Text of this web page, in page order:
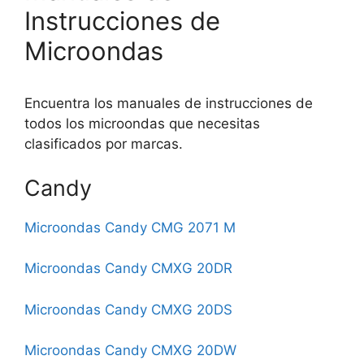
Instrucciones de
Microondas
Encuentra los manuales de instrucciones de
todos los microondas que necesitas
clasificados por marcas.
Candy
Microondas Candy CMG 2071 M
Microondas Candy CMXG 20DR
Microondas Candy CMXG 20DS
Microondas Candy CMXG 20DW